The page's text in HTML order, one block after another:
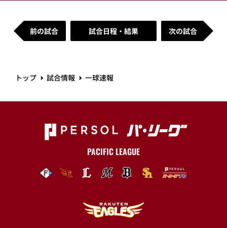
前の試合 試合日程・結果 次の試合
トップ 試合情報 一球速報
PACIFIC LEAGUE